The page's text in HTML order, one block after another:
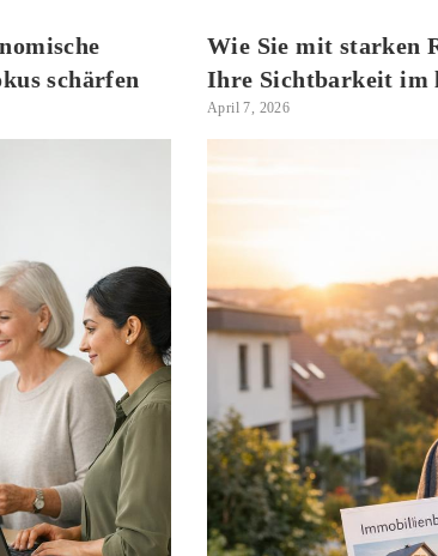
schärfen
Wie Sie mit starken
Ihre Sichtbarkeit im
April 7, 2026